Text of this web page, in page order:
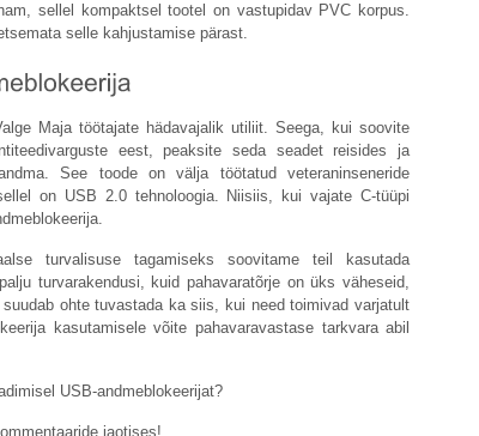
sellel kompaktsel tootel on vastupidav PVC korpus.
selle kahjustamise pärast.
Maja töötajate hädavajalik utiliit. Seega, kui soovite
eest, peaksite seda seadet reisides ja
See toode on välja töötatud veteraninseneride
on USB 2.0 tehnoloogia. Niisiis, kui vajate C-tüüpi
turvalisuse tagamiseks soovitame teil kasutada
turvarakendusi, kuid pahavaratõrje on üks väheseid,
ohte tuvastada ka siis, kui need toimivad varjatult
kasutamisele võite pahavaravastase tarkvara abil
USB-andmeblokeerijat?
jaotises!